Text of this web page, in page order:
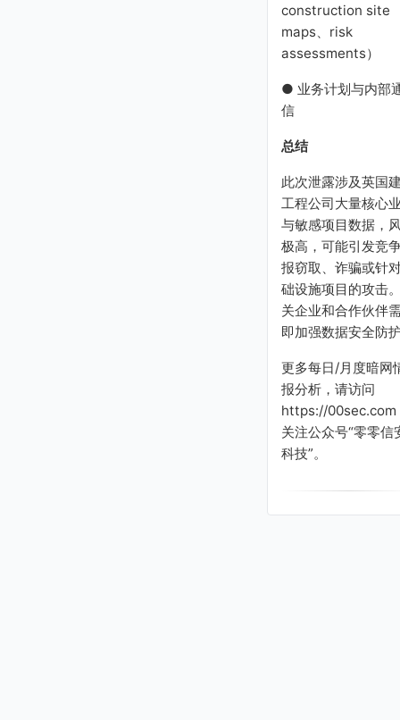
construction site
maps、risk
assessments）
● 业务计划与内部
信
总结
此次泄露涉及英国
工程公司大量核心
与敏感项目数据，
极高，可能引发竞
报窃取、诈骗或针
础设施项目的攻击
关企业和合作伙伴
即加强数据安全防
更多每日/月度暗网
报分析，请访问
https://00sec.com
关注公众号“零零信
科技”。